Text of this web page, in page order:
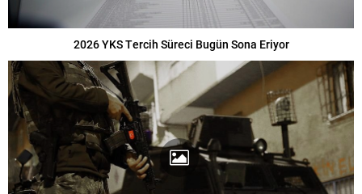
2026 YKS Tercih Süreci Bugün Sona Eriyor